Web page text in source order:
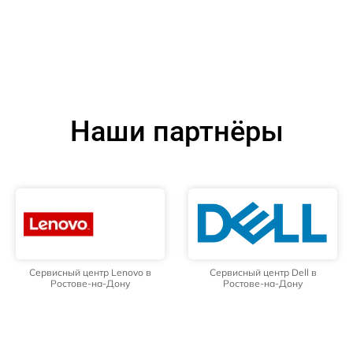
Наши партнёры
Сервисный центр Lenovo в
Ростове-на-Дону
Сервисный центр Dell в
Ростове-на-Дону